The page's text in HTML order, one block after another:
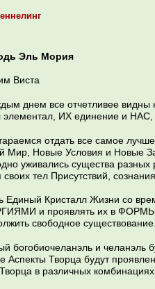
Эль Мория
Виста
днем все отчетливее видны
элементал, ИХ единение и НАС,
отдать все самое
Мир, Новые Условия и Новые
уживались существа
своих тел Присутствий,
Единый Кристалл Жизни со
и проявлять их в ФОРМЫ.
свободное существование.
богобиочеланэль и челанэль
Аспекты Творца будут
в различных